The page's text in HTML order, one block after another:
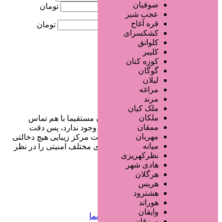
صوفیان
عجب شیر
قره آغاج
کشکسرای
کلوانق
کلیبر
کوزه کنان
گوگان
لیلان
مراغه
مرند
ملک کیان
ملکان
ممقان
مهربان
میانه
نظرکهریزی
هادی شهر
هرگلان
هریس
هشترود
هوراند
وایقان
کمترین قیمت
تومان
بیشترین قیمت تومان
در سایت تبلیغاتی مرکز زیبایی کاربران مستقیما با هم تماس
می‌گیرند و هیچ واسطه‌ای در این میان وجود ندارد، پس دقت
فرمایید که در خرید و فروشِ شما سایت مرکز زیبایی هیچ دخالتی
نداشته و کاربران باید خودشان جنبه‌های مختلف امنیتی را در نظر
دسترسی سریع
صفحه اختصاصی کسب و کار شما